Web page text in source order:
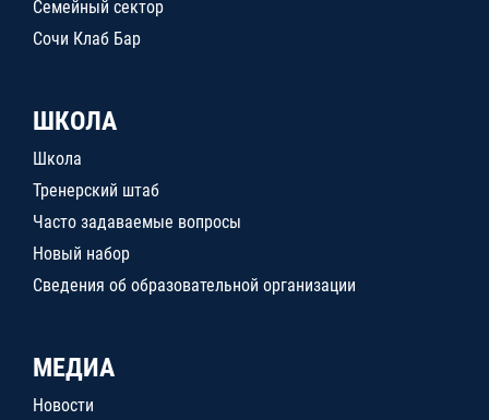
Семейный сектор
Сочи Клаб Бар
ШКОЛА
Школа
Тренерский штаб
Часто задаваемые вопросы
Новый набор
Сведения об образовательной организации
МЕДИА
Новости